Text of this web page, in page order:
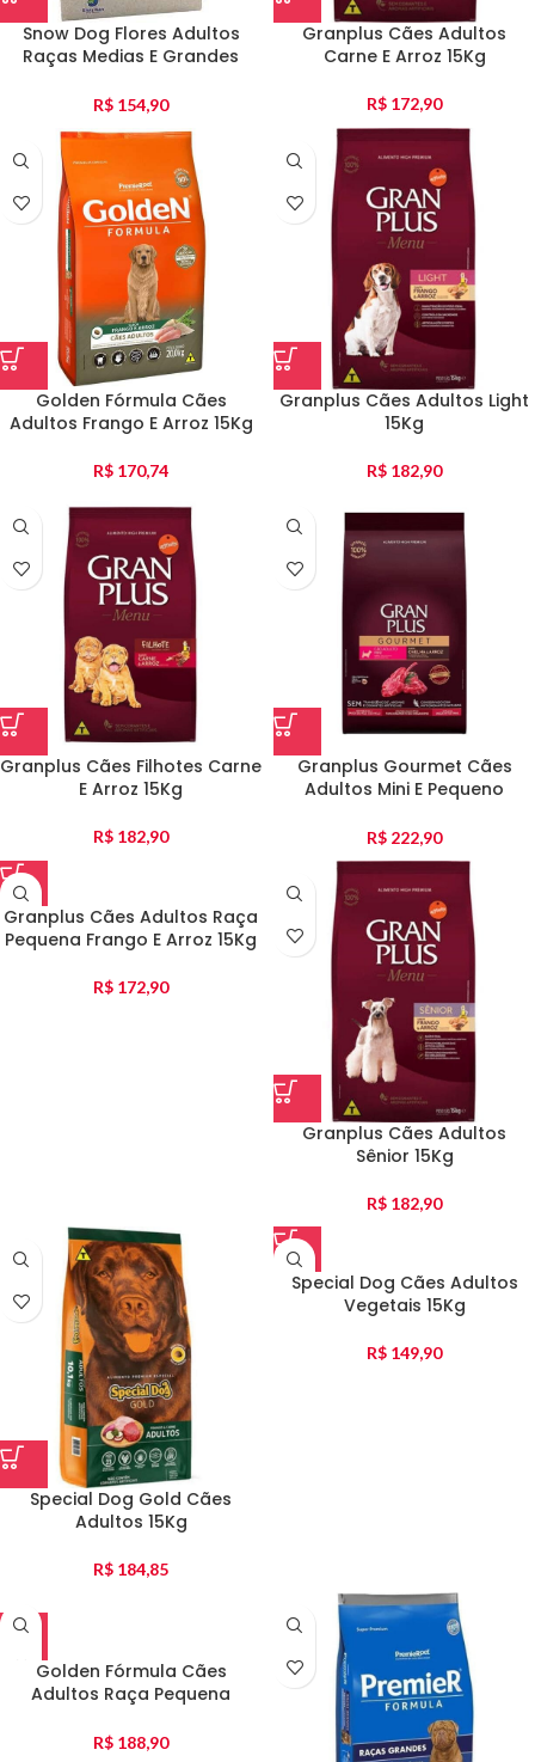
Snow Dog Flores Adultos
Raças Medias E Grandes
R$ 154,90
Granplus Cães Adultos
Carne E Arroz 15Kg
R$ 172,90
Golden Fórmula Cães
Adultos Frango E Arroz 15Kg
R$ 170,74
Granplus Cães Adultos Light
15Kg
R$ 182,90
Granplus Cães Filhotes Carne
E Arroz 15Kg
R$ 182,90
Granplus Gourmet Cães
Adultos Mini E Pequeno
R$ 222,90
Granplus Cães Adultos Raça
Pequena Frango E Arroz 15Kg
R$ 172,90
Granplus Cães Adultos
Sênior 15Kg
R$ 182,90
Special Dog Gold Cães
Adultos 15Kg
R$ 184,85
Special Dog Cães Adultos
Vegetais 15Kg
R$ 149,90
Golden Fórmula Cães
Adultos Raça Pequena
R$ 188,90